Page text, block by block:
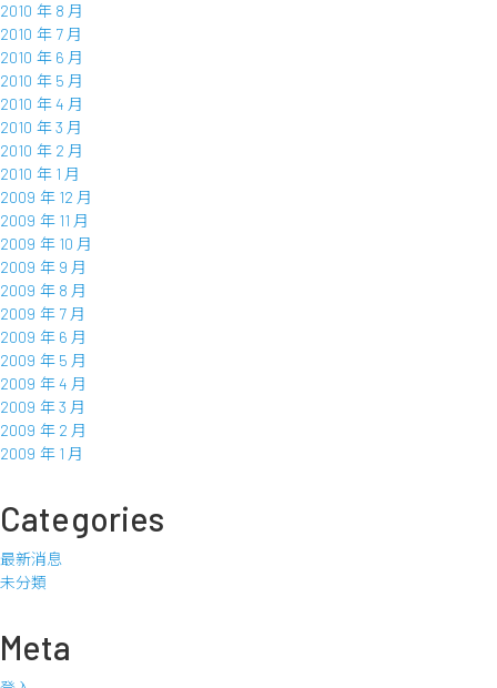
2010 年 8 月
2010 年 7 月
2010 年 6 月
2010 年 5 月
2010 年 4 月
2010 年 3 月
2010 年 2 月
2010 年 1 月
2009 年 12 月
2009 年 11 月
2009 年 10 月
2009 年 9 月
2009 年 8 月
2009 年 7 月
2009 年 6 月
2009 年 5 月
2009 年 4 月
2009 年 3 月
2009 年 2 月
2009 年 1 月
Categories
最新消息
未分類
Meta